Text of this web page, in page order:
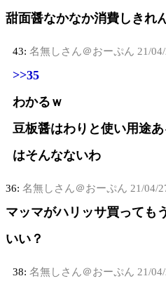
甜面醤なかなか消費しきれ
43: 名無しさん＠おーぷん 21/
>>35
わかるｗ
豆板醤はわりと使い用途
はそんなないわ
36: 名無しさん＠おーぷん 21/04/
マッマがハリッサ買っても
いい？
38: 名無しさん＠おーぷん 21/